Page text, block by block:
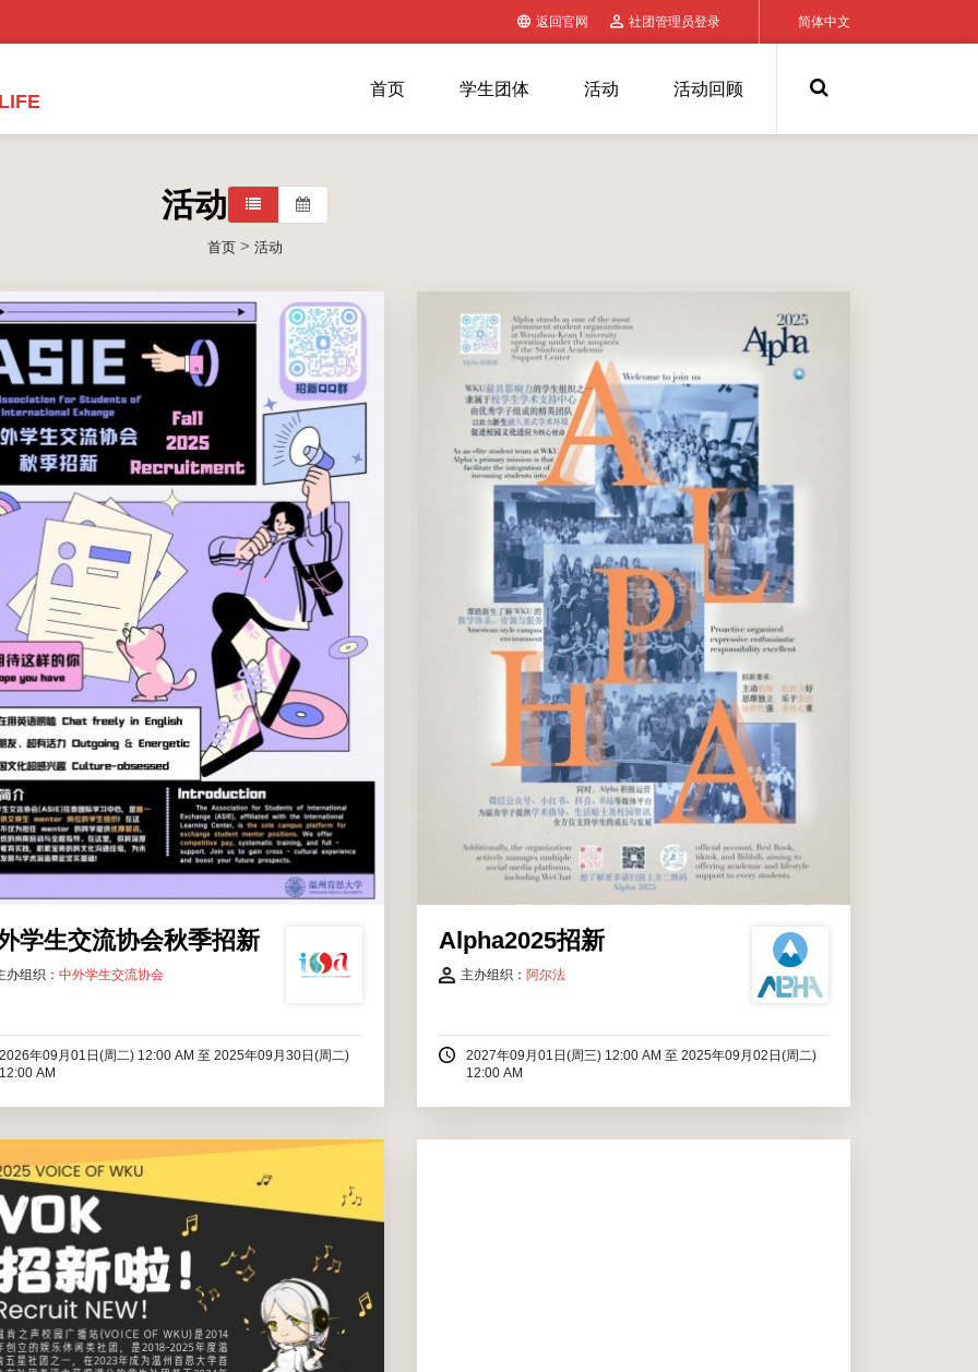
返回官网 社团管理员登录 简体中文
首页 学生团体 活动 活动回顾
活动
首页> 活动
学生交流协会秋季招新
办组织： 中外学生交流协会
2026年09月01日(周二) 12:00 AM 至 2025年09月30日(周二)
12:00 AM
ASIE是由CIS领导的中外学生组织，旨在帮助国际生与美
肯交换生适应中国环境，进行中外文化深度交流。该组织
工作以提供Mentor服务，承办大型国际活动为主。Mentor
工作有薪资待遇。
2026年09月01日(周二) 12:00 AM至2025年09月30日(周
二) 12:00 AM
商学院
所有温肯学生
Alpha2025招新
主办组织： 阿尔法
2027年09月01日(周三) 12:00 AM 至 2025年09月02日(周二)
12:00 AM
Alpha是WKU一支优秀的学生精英团队，旨在培养高素
质、擅合作、宽领域的人才，为校园撒播欢乐，为世界带
来WKU的声音。我们希望有一群主动积极、组织力强、思
维独立、乐于表达、热情开朗、责任心重、协作性佳、坚
韧果敢的小伙伴，来加入我们吧！
2027年09月01日(周三) 12:00 AM至2025年09月02日(周
二) 12:00 AM
商学院
所有温肯学生
招新将通过宣讲会和邮件进行宣传和通知，如果有感兴趣
的同学们可以加入招新群和填写报名表，最后通过面试的
同学们将加入温肯之声校园广播站。
2025年09月01日(周一) 12:00 AM至
2025年09月30日(周
二) 12:00 AM
商院